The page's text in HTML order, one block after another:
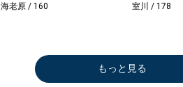
海老原 / 160
室川 / 178
もっと見る